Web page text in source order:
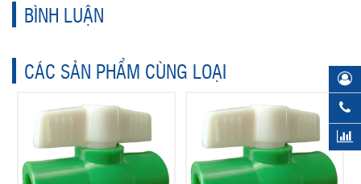
BÌNH LUẬN
CÁC SẢN PHẨM CÙNG LOẠI